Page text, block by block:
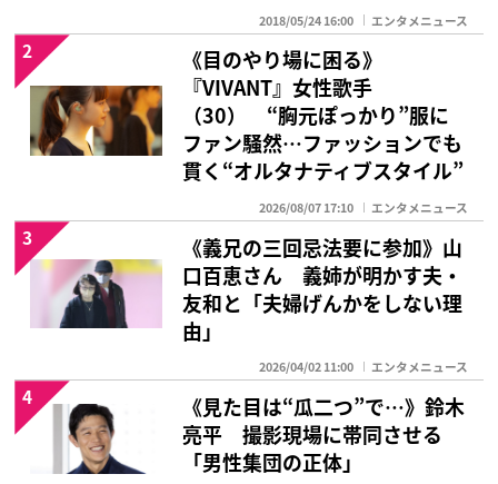
2018/05/24 16:00 エンタメニュース
《目のやり場に困る》
『VIVANT』女性歌手
（30） “胸元ぽっかり”服に
ファン騒然…ファッションでも
貫く“オルタナティブスタイル”
2026/08/07 17:10 エンタメニュース
2
《義兄の三回忌法要に参加》山
口百恵さん 義姉が明かす夫・
友和と「夫婦げんかをしない理
由」
2026/04/02 11:00 エンタメニュース
3
《見た目は“瓜二つ”で…》鈴木
亮平 撮影現場に帯同させる
「男性集団の正体」
4